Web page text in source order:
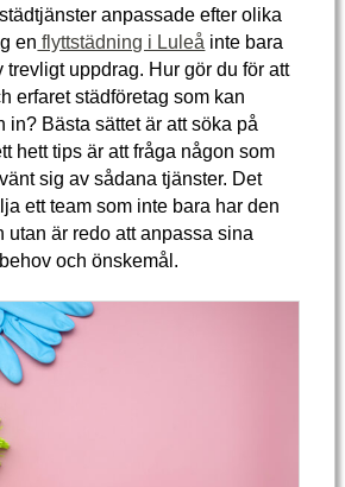
anpassade efter olika
en flyttstädning i Luleå inte bara
trevligt uppdrag. Hur gör du för att
erfaret städföretag som kan
in? Bästa sättet är att söka på
hett tips är att fråga någon som
sig av sådana tjänster. Det
ett team som inte bara har den
utan är redo att anpassa sina
och önskemål.